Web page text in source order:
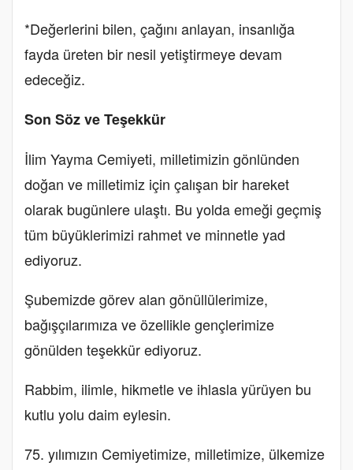
*Değerlerini bilen, çağını anlayan, insanlığa
fayda üreten bir nesil yetiştirmeye devam
edeceğiz.
Son Söz ve Teşekkür
İlim Yayma Cemiyeti, milletimizin gönlünden
doğan ve milletimiz için çalışan bir hareket
olarak bugünlere ulaştı. Bu yolda emeği geçmiş
tüm büyüklerimizi rahmet ve minnetle yad
ediyoruz.
Şubemizde görev alan gönüllülerimize,
bağışçılarımıza ve özellikle gençlerimize
gönülden teşekkür ediyoruz.
Rabbim, ilimle, hikmetle ve ihlasla yürüyen bu
kutlu yolu daim eylesin.
75. yılımızın Cemiyetimize, milletimize, ülkemize